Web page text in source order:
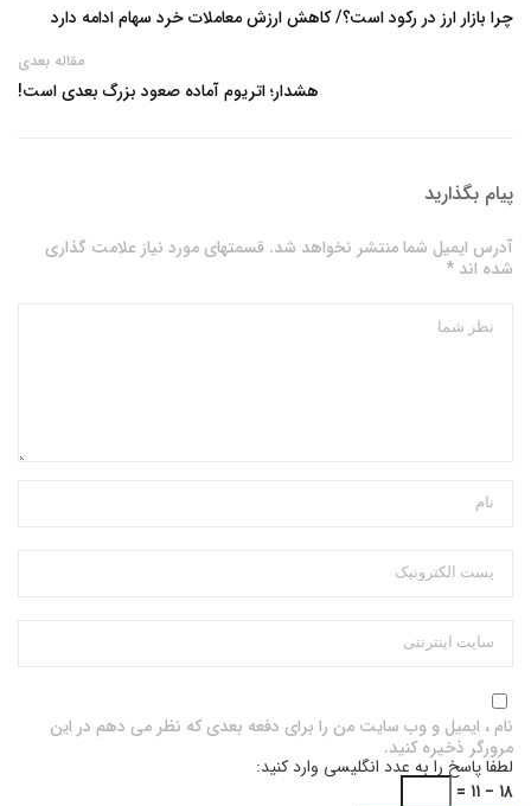
چرا بازار ارز در رکود است؟/ کاهش ارزش معاملات خرد سهام ادامه دارد
مقاله بعدی
هشدار؛ اتریوم آماده صعود بزرگ بعدی است!
پیام بگذارید
آدرس ایمیل شما منتشر نخواهد شد. قسمتهای مورد نیاز علامت گذاری
شده اند *
نام ، ایمیل و وب سایت من را برای دفعه بعدی که نظر می دهم در این
مرورگر ذخیره کنید.
لطفا پاسخ را به عدد انگلیسی وارد کنید:
۱۸ − ۱۱ =